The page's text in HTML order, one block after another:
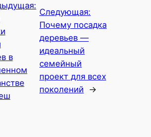
в
Следующая:
Почему посадка
деревьев —
идеальный
семейный
проект для всех
поколений
→